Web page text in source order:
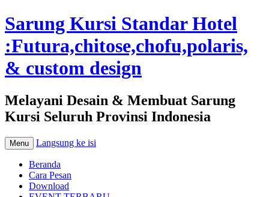
Sarung Kursi Standar Hotel
:Futura,chitose,chofu,polaris,
& custom design
Melayani Desain & Membuat Sarung
Kursi Seluruh Provinsi Indonesia
Menu Langsung ke isi
Beranda
Cara Pesan
Download